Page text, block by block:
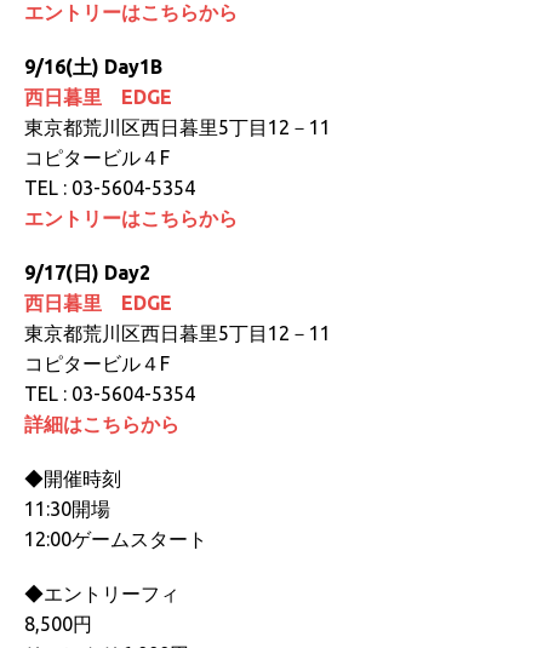
エントリーはこちらから
9/16(土) Day1B
西日暮里 EDGE
東京都荒川区西日暮里5丁目12－11
コピタービル４F
TEL : 03-5604-5354
エントリーはこちらから
9/17(日) Day2
西日暮里 EDGE
東京都荒川区西日暮里5丁目12－11
コピタービル４F
TEL : 03-5604-5354
詳細はこちらから
◆開催時刻
11:30開場
12:00ゲームスタート
◆エントリーフィ
8,500円